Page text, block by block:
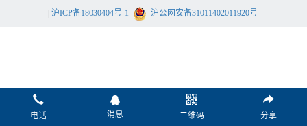
沪ICP备18030404号-1 沪公网安备31011402011920号
电话 消息 二维码 分享